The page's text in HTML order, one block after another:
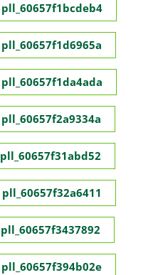
pll_60657f1bcdeb4
pll_60657f1d6965a
pll_60657f1da4ada
pll_60657f2a9334a
pll_60657f31abd52
pll_60657f32a6411
pll_60657f3437892
pll_60657f394b02e